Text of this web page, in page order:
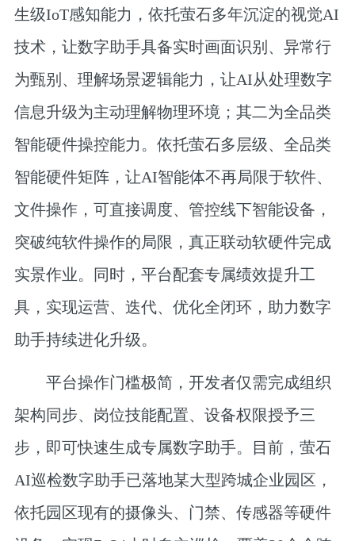
生级IoT感知能力，依托萤石多年沉淀的视觉AI
技术，让数字助手具备实时画面识别、异常行
为甄别、理解场景逻辑能力，让AI从处理数字
信息升级为主动理解物理环境；其二为全品类
智能硬件操控能力。依托萤石多层级、全品类
智能硬件矩阵，让AI智能体不再局限于软件、
文件操作，可直接调度、管控线下智能设备，
突破纯软件操作的局限，真正联动软硬件完成
实景作业。同时，平台配套专属绩效提升工
具，实现运营、迭代、优化全闭环，助力数字
助手持续进化升级。
平台操作门槛极简，开发者仅需完成组织
架构同步、岗位技能配置、设备权限授予三
步，即可快速生成专属数字助手。目前，萤石
AI巡检数字助手已落地某大型跨城企业园区，
依托园区现有的摄像头、门禁、传感器等硬件